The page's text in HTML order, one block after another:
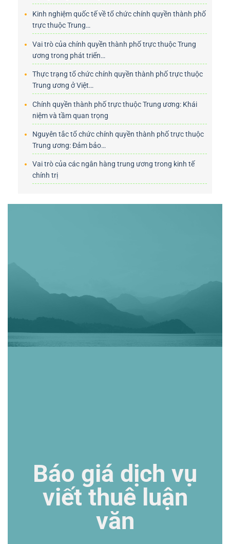
Kinh nghiệm quốc tế về tổ chức chính quyền thành phố
trực thuộc Trung…
Vai trò của chính quyền thành phố trực thuộc Trung
ương trong phát triển…
Thực trạng tổ chức chính quyền thành phố trực thuộc
Trung ương ở Việt…
Chính quyền thành phố trực thuộc Trung ương: Khái
niệm và tầm quan trọng
Nguyên tắc tổ chức chính quyền thành phố trực thuộc
Trung ương: Đảm bảo…
Vai trò của các ngân hàng trung ương trong kinh tế
chính trị
Báo giá dịch vụ
viết thuê luận
văn